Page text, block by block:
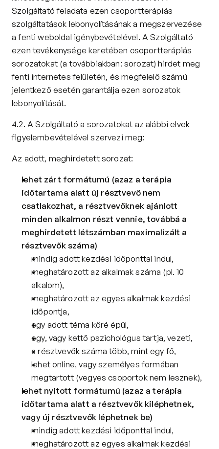
Szolgáltató feladata ezen csoportterápiás
szolgáltatások lebonyolításának a megszervezése
a fenti weboldal igénybevételével. A Szolgáltató
ezen tevékenysége keretében csoportterápiás
sorozatokat (a továbbiakban: sorozat) hirdet meg
fenti internetes felületén, és megfelelő számú
jelentkező esetén garantálja ezen sorozatok
lebonyolítását.
4.2. A Szolgáltató a sorozatokat az alábbi elvek
figyelembevételével szervezi meg:
Az adott, meghirdetett sorozat:
lehet zárt formátumú (azaz a terápia
időtartama alatt új résztvevő nem
csatlakozhat, a résztvevőknek ajánlott
minden alkalmon részt vennie, továbbá a
meghirdetett létszámban maximalizált a
résztvevők száma)
mindig adott kezdési időponttal indul,
meghatározott az alkalmak száma (pl. 10
alkalom),
meghatározott az egyes alkalmak kezdési
időpontja,
egy adott téma köré épül,
egy, vagy kettő pszichológus tartja, vezeti,
a résztvevők száma több, mint egy fő,
lehet online, vagy személyes formában
megtartott (vegyes csoportok nem lesznek),
lehet nyitott formátumú (azaz a terápia
időtartama alatt a résztvevők kiléphetnek,
vagy új résztvevők léphetnek be)
mindig adott kezdési időponttal indul,
meghatározott az egyes alkalmak kezdési